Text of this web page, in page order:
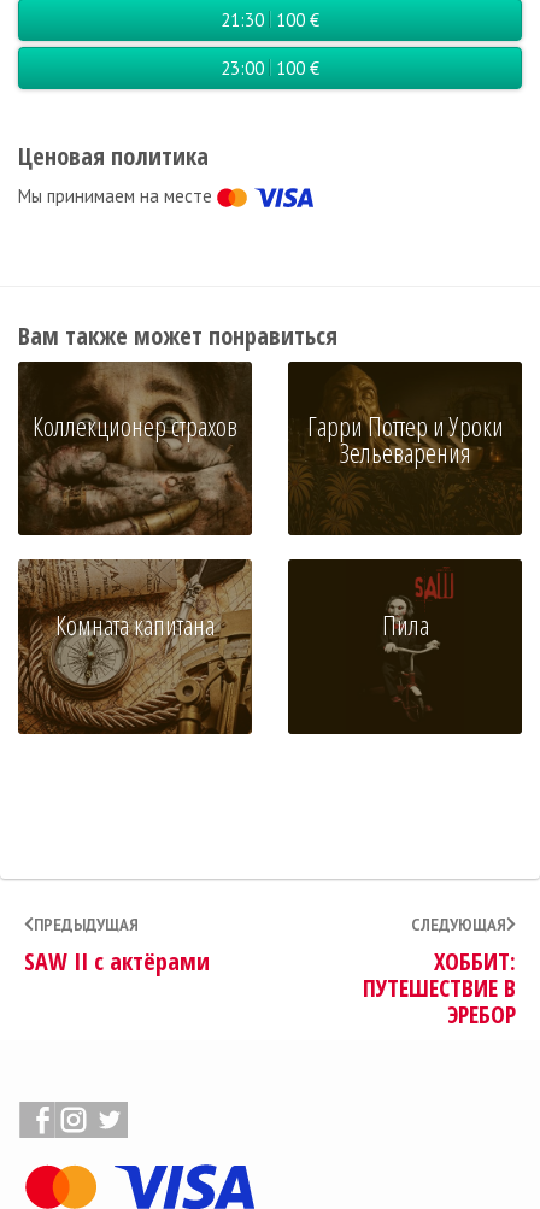
21:30 100 €
23:00 100 €
Ценовая политика
Мы принимаем на месте
Вам также может понравиться
Коллекционер страхов Гарри Поттер и Уроки
Зельеварения
Комната капитана Пила
ПРЕДЫДУЩАЯ
SAW II с актёрами
СЛЕДУЮЩАЯ
ХОББИТ:
ПУТЕШЕСТВИЕ В
ЭРЕБОР